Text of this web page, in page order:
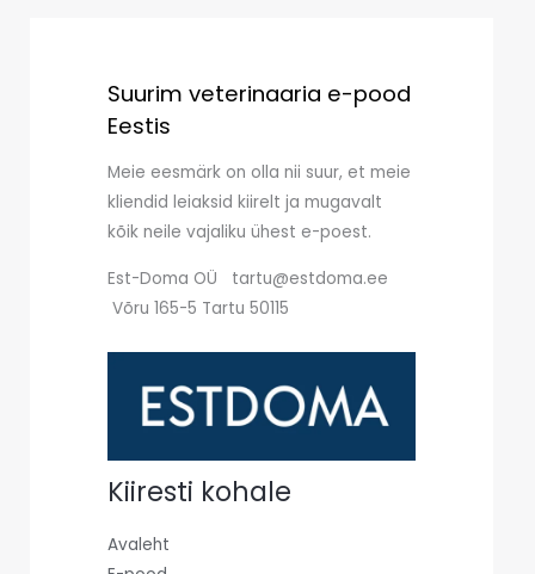
Suurim veterinaaria e-pood
Eestis
Meie eesmärk on olla nii suur, et meie
kliendid leiaksid kiirelt ja mugavalt
kõik neile vajaliku ühest e-poest.
Est-Doma OÜ tartu@estdoma.ee
Võru 165-5 Tartu 50115
Kiiresti kohale
Avaleht